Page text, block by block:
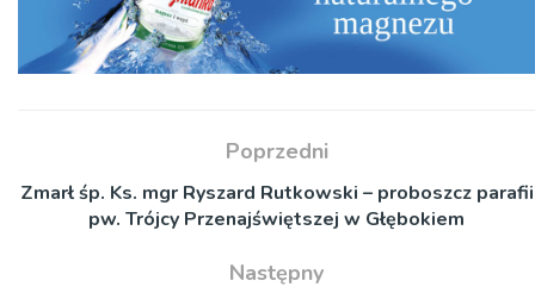
Poprzedni
Zmarł śp. Ks. mgr Ryszard Rutkowski – proboszcz parafii
pw. Trójcy Przenajświętszej w Głębokiem
Następny